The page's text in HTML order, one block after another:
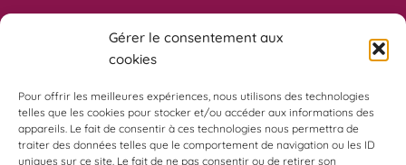
Gérer le consentement aux
cookies
Pour offrir les meilleures expériences, nous utilisons des technologies
telles que les cookies pour stocker et/ou accéder aux informations des
appareils. Le fait de consentir à ces technologies nous permettra de
traiter des données telles que le comportement de navigation ou les ID
uniques sur ce site. Le fait de ne pas consentir ou de retirer son